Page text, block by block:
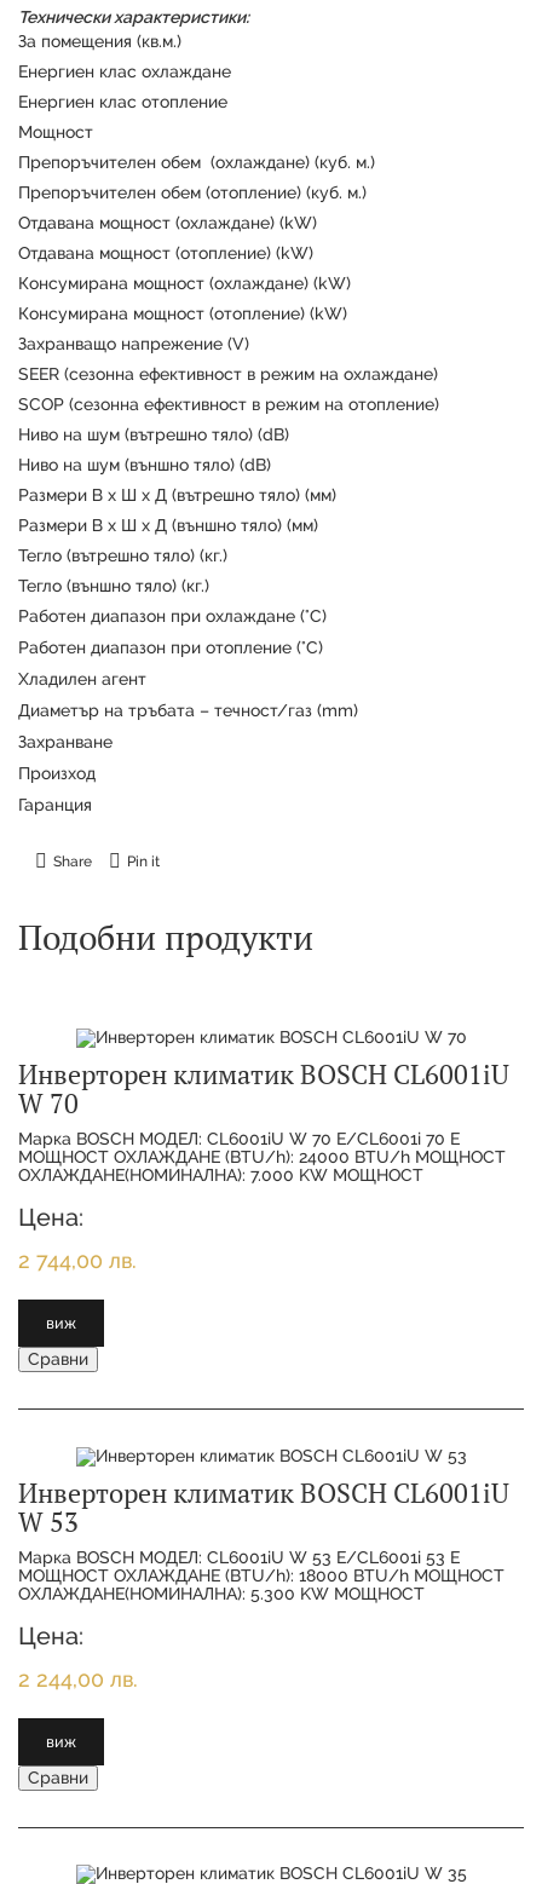
Продуктът е успешно добавен в количката
Технически характеристики:
За помещения (кв.м.)
Енергиен клас охлаждане
Енергиен клас отопление
Мощност
Препоръчителен обем (охлаждане) (куб. м.)
Препоръчителен обем (отопление) (куб. м.)
Отдавана мощност (охлаждане) (kW)
Отдавана мощност (отопление) (kW)
Консумирана мощност (охлаждане) (kW)
Консумирана мощност (отопление) (kW)
Захранващо напрежение (V)
SEER (сезонна ефективност в режим на охлаждане)
SCOP (сезонна ефективност в режим на отопление)
Ниво на шум (вътрешно тяло) (dB)
Ниво на шум (външно тяло) (dB)
Размери В х Ш х Д (вътрешно тяло) (мм)
Размери В х Ш х Д (външно тяло) (мм)
Тегло (вътрешно тяло) (кг.)
Тегло (външно тяло) (кг.)
Работен диапазон при охлаждане (°C)
Работен диапазон при отопление (°C)
Хладилен агент
Диаметър на тръбата – течност/газ (mm)
Захранване
Произход
Гаранция
Share Pin it
Подобни продукти
Инверторен климатик BOSCH CL6001iU
W 70
Марка BOSCH МОДЕЛ: CL6001iU W 70 E/CL6001i 70 E
МОЩНОСТ ОХЛАЖДАНЕ (BTU/h): 24000 BTU/h МОЩНОСТ
ОХЛАЖДАНЕ(НОМИНАЛНА): 7.000 KW МОЩНОСТ
Цена:
2 744,00 лв.
виж
Сравни
Инверторен климатик BOSCH CL6001iU
W 53
Марка BOSCH МОДЕЛ: CL6001iU W 53 E/CL6001i 53 E
МОЩНОСТ ОХЛАЖДАНЕ (BTU/h): 18000 BTU/h МОЩНОСТ
ОХЛАЖДАНЕ(НОМИНАЛНА): 5.300 KW МОЩНОСТ
Цена:
2 244,00 лв.
виж
Сравни